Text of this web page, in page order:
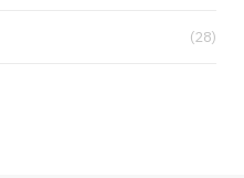
(28)